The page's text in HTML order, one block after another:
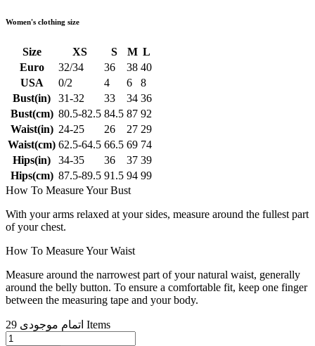
Women's clothing size
Size XS S M L
Euro
32/34 36 38 40
USA
0/2 4 6
8
Bust(in)
31-32 33 34 36
Bust(cm) 80.5-82.5 84.5 87 92
Waist(in) 24-25 26 27 29
Waist(cm) 62.5-64.5 66.5 69 74
Hips(in)
34-35 36 37 39
Hips(cm) 87.5-89.5 91.5 94 99
How To Measure Your Bust
With your arms relaxed at your sides, measure around the fullest part
of your chest.
How To Measure Your Waist
Measure around the narrowest part of your natural waist, generally
around the belly button. To ensure a comfortable fit, keep one finger
between the measuring tape and your body.
اتمام موجودی 29 Items